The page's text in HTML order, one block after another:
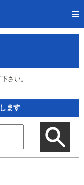
さい。
ます